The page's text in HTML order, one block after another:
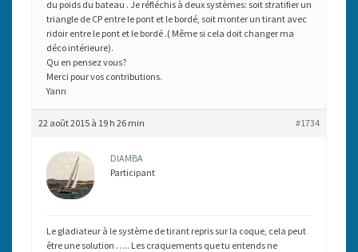
du poids du bateau . Je réfléchis à deux systèmes: soit stratifier un
triangle de CP entre le pont et le bordé, soit monter un tirant avec
ridoir entre le pont et le bordé .( Même si cela doit changer ma
déco intérieure).
Qu en pensez vous?
Merci pour vos contributions.
Yann
22 août 2015 à 19 h 26 min #1734
DIAMBA
Participant
Le gladiateur à le système de tirant repris sur la coque, cela peut
être une solution ….. Les craquements que tu entends ne